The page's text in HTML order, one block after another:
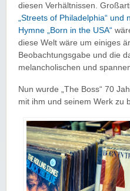
diesen Verhältnissen.
„Streets of Philadelphia“
Hymne „Born in the USA“
diese Welt wäre um einiges
Beobachtungsgabe und die
melancholischen und
Nun wurde „The Boss“ 70
mit ihm und seinem Werk zu